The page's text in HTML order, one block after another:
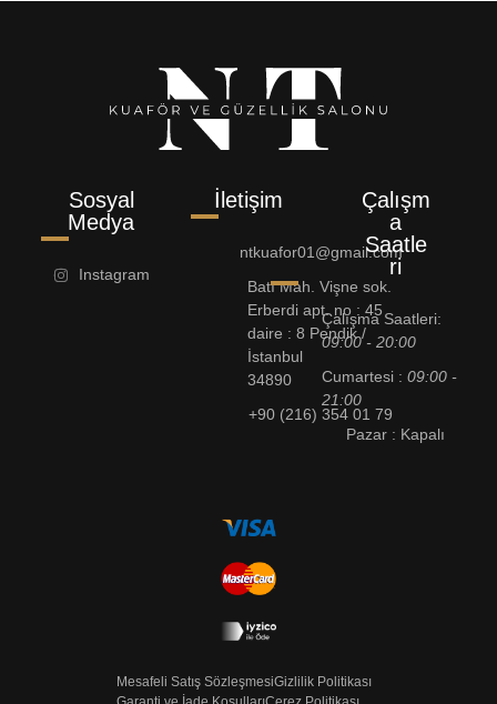
Sosyal
Medya
Instagram
İletişim
ntkuafor01@gmail.com
Batı Mah. Vişne sok.
Erberdi apt. no : 45
daire : 8 Pendik /
İstanbul
34890
+90 (216) 354 01 79
Çalışm
a
Saatle
ri
Çalışma Saatleri:
09:00 - 20:00
Cumartesi :09:00 -
21:00
Pazar : Kapalı
Mesafeli Satış SözleşmesiGizlilik Politikası